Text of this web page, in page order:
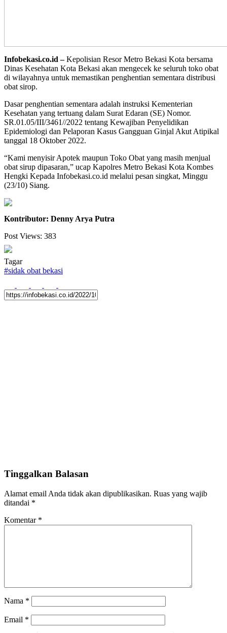
Infobekasi.co.id –Kepolisian Resor Metro Bekasi Kota bersama
Dinas Kesehatan Kota Bekasi akan mengecek ke seluruh toko obat
di wilayahnya untuk memastikan penghentian sementara distribusi
obat sirop.
Dasar penghentian sementara adalah instruksi Kementerian
Kesehatan yang tertuang dalam Surat Edaran (SE) Nomor.
SR.01.05/III/3461//2022 tentang Kewajiban Penyelidikan
Epidemiologi dan Pelaporan Kasus Gangguan Ginjal Akut Atipikal
tanggal 18 Oktober 2022.
“Kami menyisir Apotek maupun Toko Obat yang masih menjual
obat sirup dipasaran,” ucap Kapolres Metro Bekasi Kota Kombes
Hengki Kepada Infobekasi.co.id melalui pesan singkat, Minggu
(23/10) Siang.
Kontributor: Denny Arya Putra
Post Views: 383
Tagar
#sidak obat bekasi
Tinggalkan Balasan
Alamat email Anda tidak akan dipublikasikan. Ruas yang wajib
ditandai *
Komentar *
Nama *
Email *